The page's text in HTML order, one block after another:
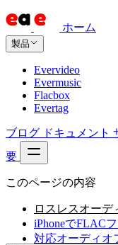
ホーム
製品
Evervideo
Evermusic
Flacbox
Evertag
ブログ ドキュメント
要
このページの内容
ロスレスオーデ
iPhoneでFLAC
対応オーディオ